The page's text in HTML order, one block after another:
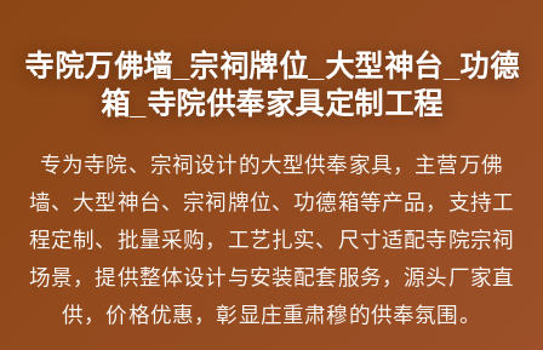
寺院万佛墙_宗祠牌位_大型神台_功德
箱_寺院供奉家具定制工程
专为寺院、宗祠设计的大型供奉家具，主营万佛
墙、大型神台、宗祠牌位、功德箱等产品，支持工
程定制、批量采购，工艺扎实、尺寸适配寺院宗祠
场景，提供整体设计与安装配套服务，源头厂家直
供，价格优惠，彰显庄重肃穆的供奉氛围。